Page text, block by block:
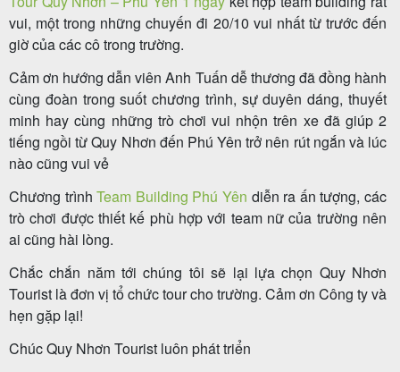
Tour
trong
nước
Quy
Nhơn
Lịch
khởi
vui, một trong những chuyến đi 20/10 vui nhất từ trước đến
giờ của các cô trong trường.
Cảm ơn hướng dẫn viên Anh Tuấn dễ thương đã đồng hành
cùng đoàn trong suốt chương trình, sự duyên dáng, thuyết
minh hay cùng những trò chơi vui nhộn trên xe đã giúp 2
tiếng ngồi từ Quy Nhơn đến Phú Yên trở nên rút ngắn và lúc
nào cũng vui vẻ
Chương trìnhTeam Building Phú Yên diễn ra ấn tượng, các
trò chơi được thiết kế phù hợp với team nữ của trường nên
ai cũng hài lòng.
Chắc chắn năm tới chúng tôi sẽ lại lựa chọn Quy Nhơn
Tourist là đơn vị tổ chức tour cho trường. Cảm ơn Công ty và
hẹn gặp lại!
Chúc Quy Nhơn Tourist luôn phát triển